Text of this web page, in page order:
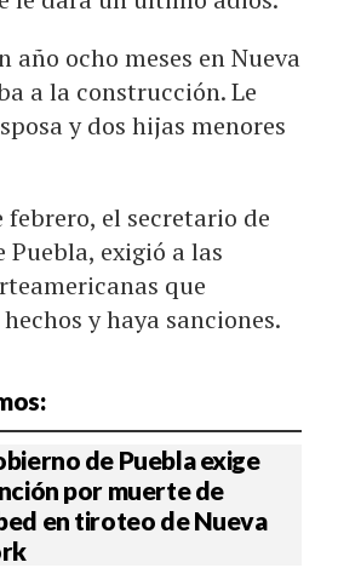
año ocho meses en Nueva
a la construcción. Le
y dos hijas menores
febrero, el secretario de
Puebla, exigió a las
que
y haya sanciones.
de Puebla exige
por muerte de
en tiroteo de Nueva